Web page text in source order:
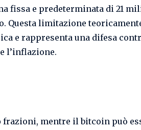
fissa e predeterminata di 21
Questa limitazione
e rappresenta una difesa
l’inflazione.
frazioni, mentre il bitcoin può